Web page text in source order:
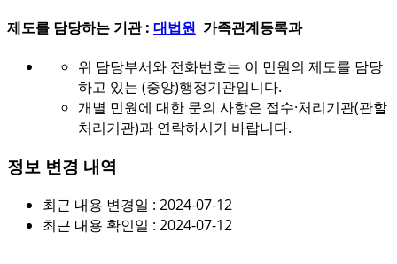
제도를 담당하는 기관 : 대법원 가족관계등록과
위 담당부서와 전화번호는 이 민원의 제도를 담당
하고 있는 (중앙)행정기관입니다.
개별 민원에 대한 문의 사항은 접수·처리기관(관할
처리기관)과 연락하시기 바랍니다.
정보 변경 내역
최근 내용 변경일 : 2024-07-12
최근 내용 확인일 : 2024-07-12